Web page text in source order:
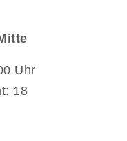
Uhr
18